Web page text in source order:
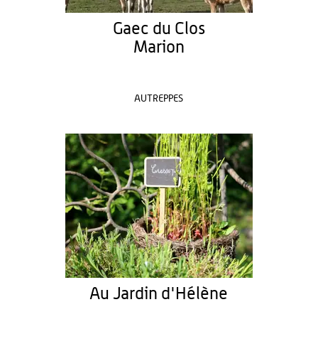
Gaec du Clos
Marion
AUTREPPES
Au Jardin d'Hélène